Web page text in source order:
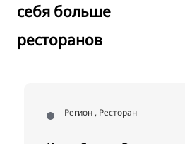
себя больше
ресторанов
Регион , Ресторан